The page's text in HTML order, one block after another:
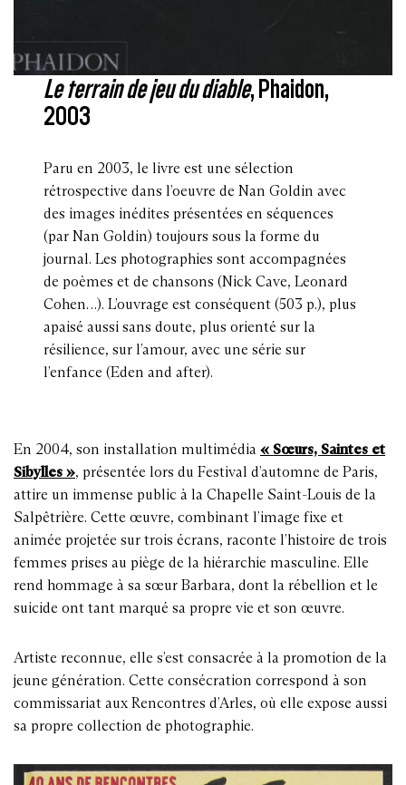
Le terrain de jeu du diable, Phaidon,
2003
Paru en 2003, le livre est une sélection
rétrospective dans l’oeuvre de Nan Goldin avec
des images inédites présentées en séquences
(par Nan Goldin) toujours sous la forme du
journal. Les photographies sont accompagnées
de poèmes et de chansons (Nick Cave, Leonard
Cohen…). L’ouvrage est conséquent (503 p.), plus
apaisé aussi sans doute, plus orienté sur la
résilience, sur l’amour, avec une série sur
l’enfance (Eden and after).
En 2004, son installation multimédia « Sœurs, Saintes et
Sibylles », présentée lors du Festival d’automne de Paris,
attire un immense public à la Chapelle Saint-Louis de la
Salpêtrière. Cette œuvre, combinant l’image fixe et
animée projetée sur trois écrans, raconte l’histoire de trois
femmes prises au piège de la hiérarchie masculine. Elle
rend hommage à sa sœur Barbara, dont la rébellion et le
suicide ont tant marqué sa propre vie et son œuvre.
Artiste reconnue, elle s’est consacrée à la promotion de la
jeune génération. Cette consécration correspond à son
commissariat aux Rencontres d’Arles, où elle expose aussi
sa propre collection de photographie.